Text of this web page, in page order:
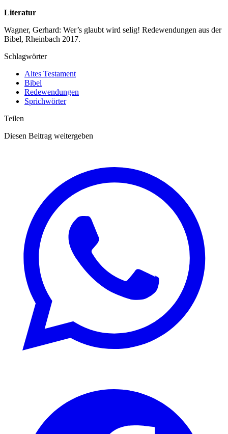
Literatur
Wagner, Gerhard: Wer’s glaubt wird selig! Redewendungen aus der
Bibel, Rheinbach 2017.
Schlagwörter
Altes Testament
Bibel
Redewendungen
Sprichwörter
Teilen
Diesen Beitrag weitergeben